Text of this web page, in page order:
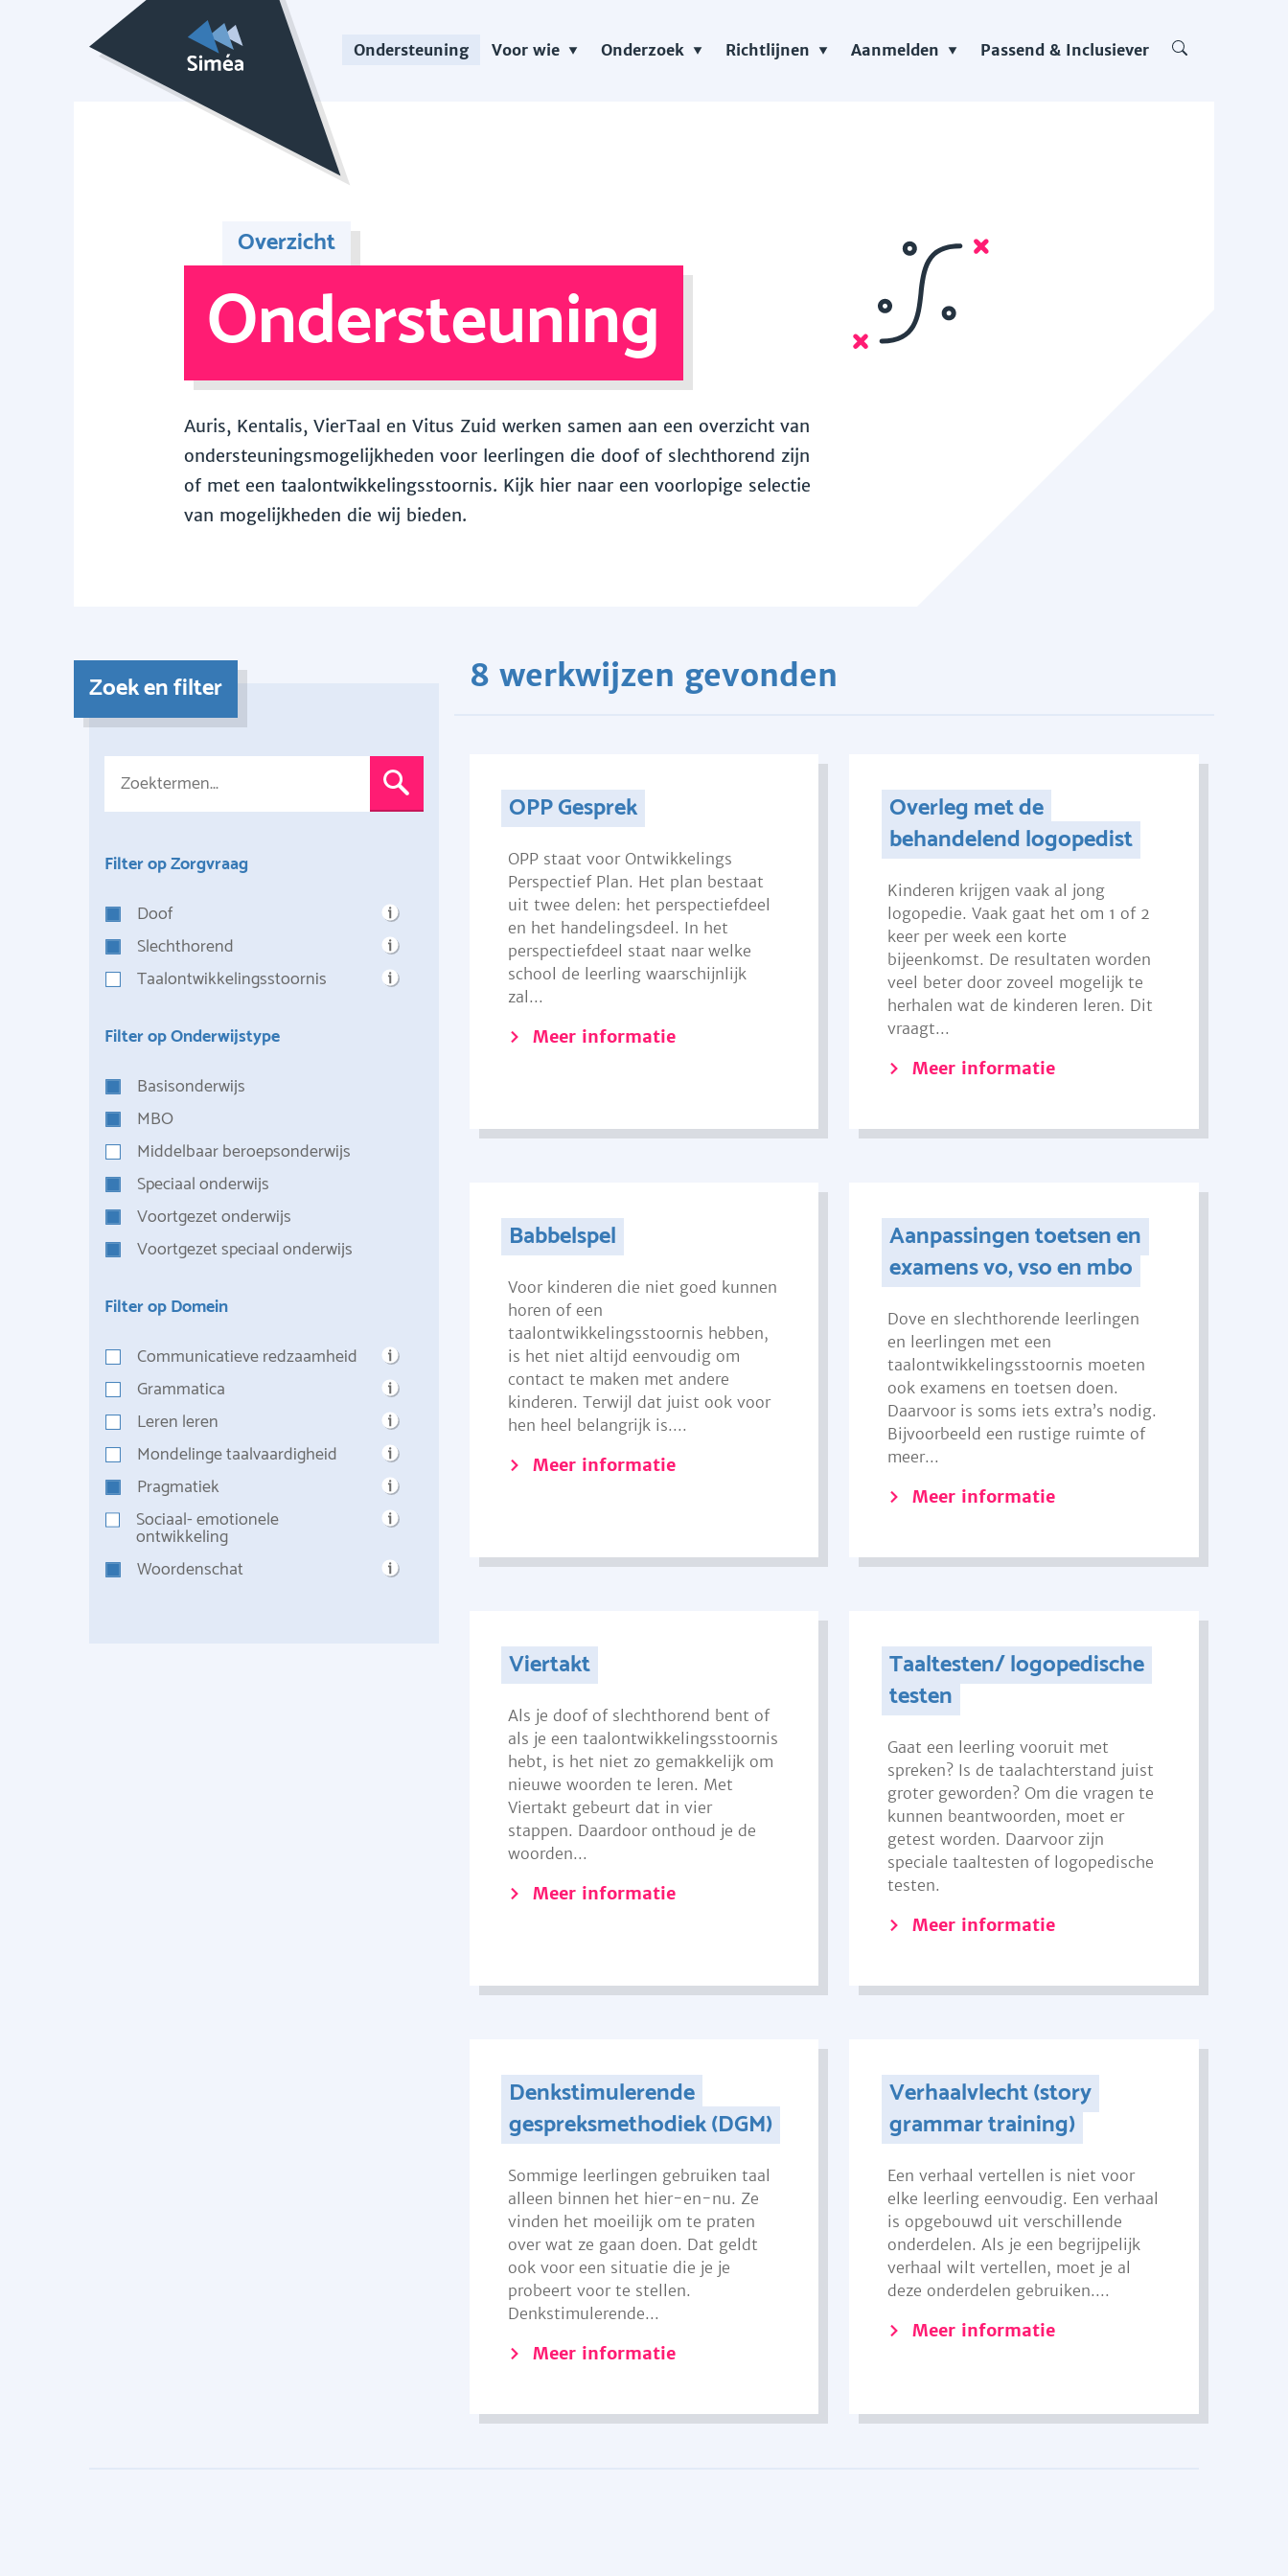
Ondersteuning Voor wie Onderzoek Richtlijnen Aanmelden Passend & Inclusiever
Overzicht
Ondersteuning
Auris, Kentalis, VierTaal en Vitus Zuid werken samen aan een overzicht van
ondersteuningsmogelijkheden voor leerlingen die doof of slechthorend zijn
of met een taalontwikkelingsstoornis. Kijk hier naar een voorlopige selectie
van mogelijkheden die wij bieden.
Zoek en filter
Filter op Zorgvraag
Doof
Slechthorend
Taalontwikkelingsstoornis
Filter op Onderwijstype
Basisonderwijs
MBO
Middelbaar beroepsonderwijs
Speciaal onderwijs
Voortgezet onderwijs
Voortgezet speciaal onderwijs
Filter op Domein
Communicatieve redzaamheid
Grammatica
Leren leren
Mondelinge taalvaardigheid
Pragmatiek
Sociaal- emotionele
ontwikkeling
Woordenschat
8 werkwijzen gevonden
OPP Gesprek
OPP staat voor Ontwikkelings
Perspectief Plan. Het plan bestaat
uit twee delen: het perspectiefdeel
en het handelingsdeel. In het
perspectiefdeel staat naar welke
school de leerling waarschijnlijk
zal...
Meer informatie
Overleg met de
behandelend logopedist
Kinderen krijgen vaak al jong
logopedie. Vaak gaat het om 1 of 2
keer per week een korte
bijeenkomst. De resultaten worden
veel beter door zoveel mogelijk te
herhalen wat de kinderen leren. Dit
vraagt...
Meer informatie
Babbelspel
Voor kinderen die niet goed kunnen
horen of een
taalontwikkelingsstoornis hebben,
is het niet altijd eenvoudig om
contact te maken met andere
kinderen. Terwijl dat juist ook voor
hen heel belangrijk is....
Meer informatie
Aanpassingen toetsen en
examens vo, vso en mbo
Dove en slechthorende leerlingen
en leerlingen met een
taalontwikkelingsstoornis moeten
ook examens en toetsen doen.
Daarvoor is soms iets extra’s nodig.
Bijvoorbeeld een rustige ruimte of
meer...
Meer informatie
Viertakt
Als je doof of slechthorend bent of
als je een taalontwikkelingsstoornis
hebt, is het niet zo gemakkelijk om
nieuwe woorden te leren. Met
Viertakt gebeurt dat in vier
stappen. Daardoor onthoud je de
woorden...
Meer informatie
Taaltesten/ logopedische
testen
Gaat een leerling vooruit met
spreken? Is de taalachterstand juist
groter geworden? Om die vragen te
kunnen beantwoorden, moet er
getest worden. Daarvoor zijn
speciale taaltesten of logopedische
testen.
Meer informatie
Denkstimulerende
gespreksmethodiek (DGM)
Sommige leerlingen gebruiken taal
alleen binnen het hier-en-nu. Ze
vinden het moeilijk om te praten
over wat ze gaan doen. Dat geldt
ook voor een situatie die je je
probeert voor te stellen.
Denkstimulerende...
Meer informatie
Verhaalvlecht (story
grammar training)
Een verhaal vertellen is niet voor
elke leerling eenvoudig. Een verhaal
is opgebouwd uit verschillende
onderdelen. Als je een begrijpelijk
verhaal wilt vertellen, moet je al
deze onderdelen gebruiken....
Meer informatie